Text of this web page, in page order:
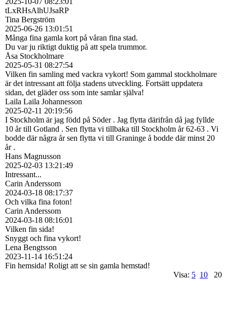
tLxRHsAlhUJsaRP
Tina Bergström
2025-06-26 13:01:51
Många fina gamla kort på våran fina stad.
Du var ju riktigt duktig på att spela trummor.
Åsa Stockholmare
2025-05-31 08:27:54
Vilken fin samling med vackra vykort! Som gammal stockholmare
är det intressant att följa stadens utveckling. Fortsätt uppdatera
sidan, det gläder oss som inte samlar själva!
Laila Laila Johannesson
2025-02-11 20:19:56
I Stockholm är jag född på Söder . Jag flytta därifrån då jag fyllde
10 år till Gotland . Sen flytta vi tillbaka till Stockholm år 62-63 . Vi
bodde där några år sen flytta vi till Graninge å bodde där minst 20
år .
Hans Magnusson
2025-02-03 13:21:49
Intressant...
Carin Anderssom
2024-03-18 08:17:37
Och vilka fina foton!
Carin Anderssom
2024-03-18 08:16:01
Vilken fin sida!
Snyggt och fina vykort!
Lena Bengtsson
2023-11-14 16:51:24
Fin hemsida! Roligt att se sin gamla hemstad!
Visa: 5 10 20